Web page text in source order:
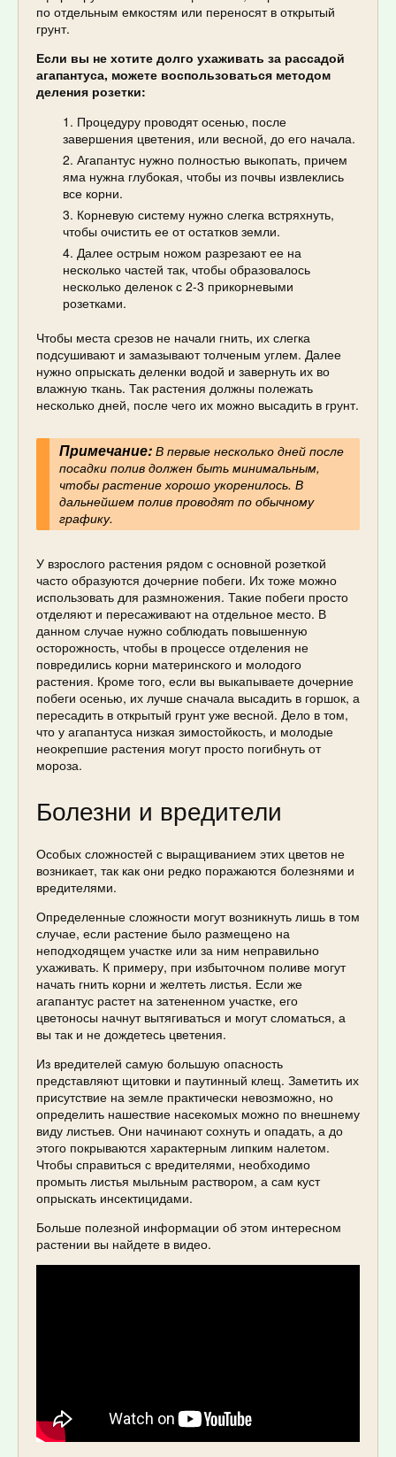
по отдельным емкостям или переносят в открытый
грунт.
Если вы не хотите долго ухаживать за рассадой
агапантуса, можете воспользоваться методом
деления розетки:
Процедуру проводят осенью, после
завершения цветения, или весной, до его начала.
Агапантус нужно полностью выкопать, причем
яма нужна глубокая, чтобы из почвы извлеклись
все корни.
Корневую систему нужно слегка встряхнуть,
чтобы очистить ее от остатков земли.
Далее острым ножом разрезают ее на
несколько частей так, чтобы образовалось
несколько деленок с 2-3 прикорневыми
розетками.
Чтобы места срезов не начали гнить, их слегка
подсушивают и замазывают толченым углем. Далее
нужно опрыскать деленки водой и завернуть их во
влажную ткань. Так растения должны полежать
несколько дней, после чего их можно высадить в грунт.
Примечание:В первые несколько дней после
посадки полив должен быть минимальным,
чтобы растение хорошо укоренилось. В
дальнейшем полив проводят по обычному
графику.
У взрослого растения рядом с основной розеткой
часто образуются дочерние побеги. Их тоже можно
использовать для размножения. Такие побеги просто
отделяют и пересаживают на отдельное место. В
данном случае нужно соблюдать повышенную
осторожность, чтобы в процессе отделения не
повредились корни материнского и молодого
растения. Кроме того, если вы выкапываете дочерние
побеги осенью, их лучше сначала высадить в горшок, а
пересадить в открытый грунт уже весной. Дело в том,
что у агапантуса низкая зимостойкость, и молодые
неокрепшие растения могут просто погибнуть от
мороза.
Болезни и вредители
Особых сложностей с выращиванием этих цветов не
возникает, так как они редко поражаются болезнями и
вредителями.
Определенные сложности могут возникнуть лишь в том
случае, если растение было размещено на
неподходящем участке или за ним неправильно
ухаживать. К примеру, при избыточном поливе могут
начать гнить корни и желтеть листья. Если же
агапантус растет на затененном участке, его
цветоносы начнут вытягиваться и могут сломаться, а
вы так и не дождетесь цветения.
Из вредителей самую большую опасность
представляют щитовки и паутинный клещ. Заметить их
присутствие на земле практически невозможно, но
определить нашествие насекомых можно по внешнему
виду листьев. Они начинают сохнуть и опадать, а до
этого покрываются характерным липким налетом.
Чтобы справиться с вредителями, необходимо
промыть листья мыльным раствором, а сам куст
опрыскать инсектицидами.
Больше полезной информации об этом интересном
растении вы найдете в видео.